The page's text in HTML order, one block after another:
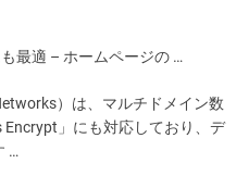
最適 – ホームページの …
）は、マルチドメイン数
Encrypt」にも対応しており、デ
…